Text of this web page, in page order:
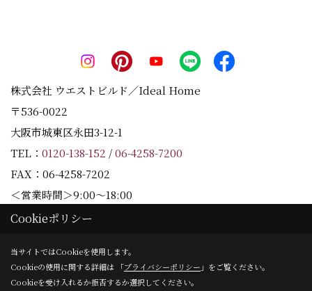
株式会社 ウエストビルド／Ideal Home
〒536-0022
大阪市城東区永田3-12-1
TEL： 0120-138-152 /06-4258-7200
FAX：06-4258-7202
＜営業時間＞9:00～18:00
＜定休日＞水曜日
Copyright (c) Westbuild Corporation. All Rights Reserved.
Cookieポリシー
当サイトではCookieを使用します。
Cookieの使用に関する詳細は 「プライバシーポリシー 」をご覧ください。
Cookieを受け入れるか拒否するか選択してください。